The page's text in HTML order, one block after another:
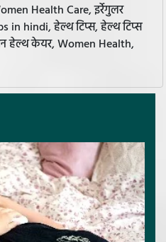
Health Care, इर्रेगुलर
in hindi, हेल्थ टिप्स, हेल्थ टिप्स
हेल्थ केयर, Women Health,